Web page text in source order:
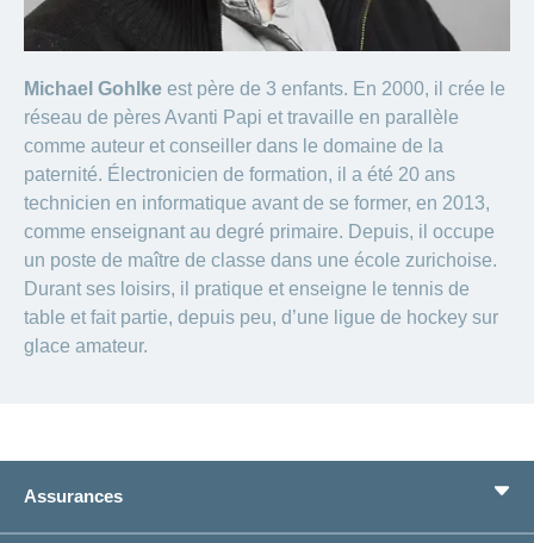
Michael Gohlke est père de 3 enfants. En 2000, il crée le
réseau de pères Avanti Papi et travaille en parallèle
comme auteur et conseiller dans le domaine de la
paternité. Électronicien de formation, il a été 20 ans
technicien en informatique avant de se former, en 2013,
comme enseignant au degré primaire. Depuis, il occupe
un poste de maître de classe dans une école zurichoise.
Durant ses loisirs, il pratique et enseigne le tennis de
table et fait partie, depuis peu, d’une ligue de hockey sur
glace amateur.
Assurances